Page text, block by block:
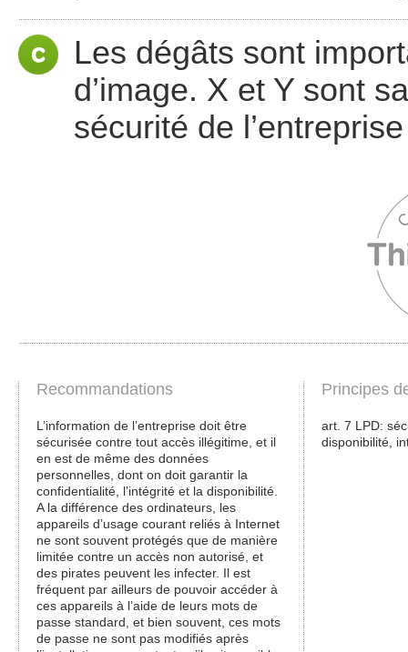
Les dégâts sont
d’image. X et Y sont
sécurité de
Recommandations
L’information de l’entreprise doit être
sécurisée contre tout accès illégitime, et il
en est de même des données
personnelles, dont on doit garantir la
confidentialité, l’intégrité et la disponibilité.
A la différence des ordinateurs, les
appareils d’usage courant reliés à Internet
ne sont souvent protégés que de manière
limitée contre un accès non autorisé, et
des pirates peuvent les infecter. Il est
fréquent par ailleurs de pouvoir accéder à
ces appareils à l’aide de leurs mots de
passe standard, et bien souvent, ces mots
de passe ne sont pas modifiés après
Principes
art. 7 LPD:
disponibilité,